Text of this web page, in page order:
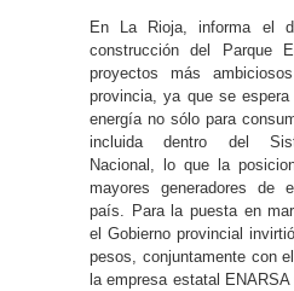
En La Rioja, informa el
construcción del Parque
proyectos más
provincia, ya que se
energía no sólo para
incluida dentro del
Nacional, lo que la
mayores generadores de
país. Para la puesta en
el Gobierno provincial
pesos, conjuntamente con
la empresa estatal